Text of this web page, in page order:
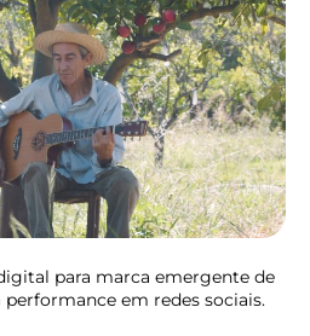
para marca emergente de
em redes sociais.